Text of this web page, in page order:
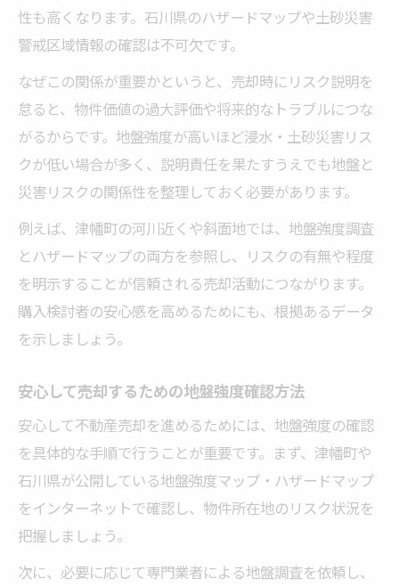
性も高くなります。石川県のハザードマップや土砂災害
警戒区域情報の確認は不可欠です。
なぜこの関係が重要かというと、売却時にリスク説明を
怠ると、物件価値の過大評価や将来的なトラブルにつな
がるからです。地盤強度が高いほど浸水・土砂災害リス
クが低い場合が多く、説明責任を果たすうえでも地盤と
災害リスクの関係性を整理しておく必要があります。
例えば、津幡町の河川近くや斜面地では、地盤強度調査
とハザードマップの両方を参照し、リスクの有無や程度
を明示することが信頼される売却活動につながります。
購入検討者の安心感を高めるためにも、根拠あるデータ
を示しましょう。
安心して売却するための地盤強度確認方法
安心して不動産売却を進めるためには、地盤強度の確認
を具体的な手順で行うことが重要です。まず、津幡町や
石川県が公開している地盤強度マップ・ハザードマップ
をインターネットで確認し、物件所在地のリスク状況を
把握しましょう。
次に、必要に応じて専門業者による地盤調査を依頼し、